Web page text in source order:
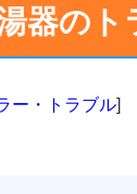
器の
ー・トラブル]